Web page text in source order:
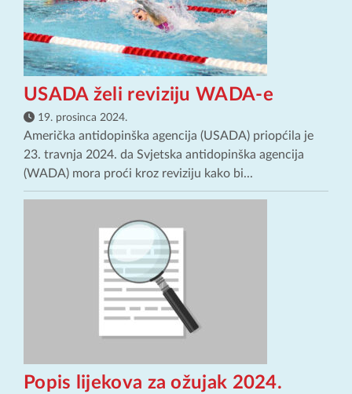
USADA želi reviziju WADA-e
19. prosinca 2024.
Američka antidopinška agencija (USADA) priopćila je
23. travnja 2024. da Svjetska antidopinška agencija
(WADA) mora proći kroz reviziju kako bi...
Popis lijekova za ožujak 2024.